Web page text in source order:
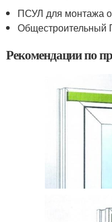
ПСУЛ для монтажа
Общестроительный
Рекомендации по